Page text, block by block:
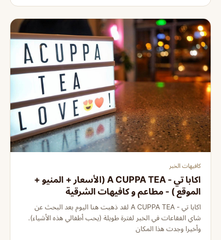
كافيهات الخبر
اكابا تي - A CUPPA TEA (الأسعار + المنيو +
الموقع ) - مطاعم و كافيهات الشرقية
اكابا تي - A CUPPA TEA لقد ذهبت هنا اليوم بعد البحث عن
شاي الفقاعات في الخبر لفترة طويلة (يحب أطفالي هذه الأشياء).
وأخيرا وجدت هذا المكان